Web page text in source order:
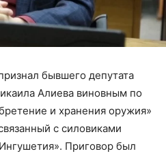
бывшего депутата
Алиева виновным по
и хранения оружия»
с силовиками
Приговор был